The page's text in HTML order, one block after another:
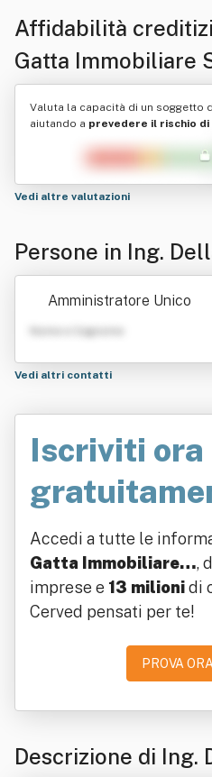
Affidabilità
Gatta Immobiliare
Valuta la capacità di un soggetto
aiutando a prevedere il rischio di
Vedi altre valutazioni
Persone in Ing.
re Srl
Amministratore Unico
Nome e Cognome
Vedi altri contatti
Iscriviti ora
Accedi a tutte le
Gatta Immobiliare…,
imprese e 13 milionidi
Cerved pensati per te!
PROVA
Descrizione di Ing.